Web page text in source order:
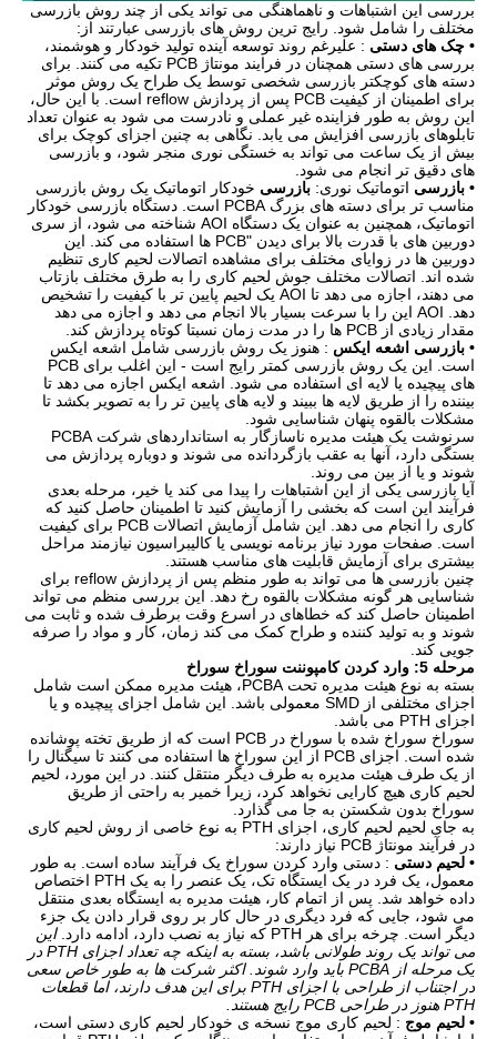
بررسی این اشتباهات و ناهماهنگی می تواند یکی از چند روش بازرسی
مختلف را شامل شود. رایج ترین روش های بازرسی عبارتند از:
• چک های دستی : علیرغم روند توسعه آینده تولید خودکار و هوشمند،
بررسی های دستی همچنان در فرایند مونتاژ PCB تکیه می کنند. برای
دسته های کوچکتر بازرسی شخصی توسط یک طراح یک روش موثر
برای اطمینان از کیفیت PCB پس از پردازش reflow است. با این حال،
این روش به طور فزاینده غیر عملی و نادرست می شود به عنوان تعداد
تابلوهای بازرسی افزایش می یابد. نگاهی به چنین اجزای کوچک برای
بیش از یک ساعت می تواند به خستگی نوری منجر شود، و بازرسی
های دقیق تر انجام می شود.
• بازرسی اتوماتیک نوری: بازرسی خودکار اتوماتیک یک روش بازرسی
مناسب تر برای دسته های بزرگ PCBA است. دستگاه بازرسی خودکار
اتوماتیک، همچنین به عنوان یک دستگاه AOI شناخته می شود، از سری
دوربین های با قدرت بالا برای دیدن "PCB ها استفاده می کند. این
دوربین ها در زوایای مختلف برای مشاهده اتصالات لحیم کاری تنظیم
شده اند. اتصالات مختلف جوش لحیم کاری را به طرق مختلف بازتاب
می دهند، اجازه می دهد تا AOI یک لحیم پایین تر با کیفیت را تشخیص
دهد. AOI این را با سرعت بسیار بالا انجام می دهد و اجازه می دهد
مقدار زیادی از PCB ها را در مدت زمان نسبتا کوتاه پردازش کند.
• بازرسی اشعه ایکس : هنوز یک روش بازرسی شامل اشعه ایکس
است. این یک روش بازرسی کمتر رایج است - این اغلب برای PCB
های پیچیده یا لایه ای استفاده می شود. اشعه ایکس اجازه می دهد تا
بیننده را از طریق لایه ها ببیند و لایه های پایین تر را به تصویر بکشد تا
مشکلات بالقوه پنهان شناسایی شود.
سرنوشت یک هیئت مدیره ناسازگار به استانداردهای شرکت PCBA
بستگی دارد، آنها به عقب بازگردانده می شوند و دوباره پردازش می
شوند و یا از بین می روند.
آیا بازرسی یکی از این اشتباهات را پیدا می کند یا خیر، مرحله بعدی
فرآیند این است که بخشی را آزمایش کنید تا اطمینان حاصل کنید که
کاری را انجام می دهد. این شامل آزمایش اتصالات PCB برای کیفیت
است. صفحات مورد نیاز برنامه نویسی یا کالیبراسیون نیازمند مراحل
بیشتری برای آزمایش قابلیت های مناسب هستند.
چنین بازرسی ها می تواند به طور منظم پس از پردازش reflow برای
شناسایی هر گونه مشکلات بالقوه رخ دهد. این بررسی منظم می تواند
اطمینان حاصل کند که خطاهای در اسرع وقت برطرف شده و ثابت می
شوند و به تولید کننده و طراح کمک می کند زمان، کار و مواد را صرفه
جویی کند.
مرحله 5: وارد کردن کامپوننت سوراخ سوراخ
بسته به نوع هیئت مدیره تحت PCBA، هیئت مدیره ممکن است شامل
اجزای مختلفی از SMD معمولی باشد. این شامل اجزای پیچیده و یا
اجزای PTH می باشد.
سوراخ سوراخ شده با سوراخ در PCB است که از طریق تخته پوشانده
شده است. اجزای PCB از این سوراخ ها استفاده می کنند تا سیگنال را
از یک طرف هیئت مدیره به طرف دیگر منتقل کنند. در این مورد، لحیم
لحیم کاری هیچ کارایی نخواهد کرد، زیرا خمیر به راحتی از طریق
سوراخ بدون شكستن به جا می گذارد.
به جای لحیم لحیم کاری، اجزای PTH به نوع خاصی از روش لحیم کاری
در فرآیند مونتاژ PCB نیاز دارند:
• لحیم دستی : دستی وارد کردن سوراخ یک فرآیند ساده است. به طور
معمول، یک فرد در یک ایستگاه تک، یک عنصر را به یک PTH اختصاص
داده خواهد شد. پس از اتمام کار، هیئت مدیره به ایستگاه بعدی منتقل
می شود، جایی که فرد دیگری در حال کار بر روی قرار دادن یک جزء
دیگر است. چرخه برای هر PTH که نیاز به نصب دارد، ادامه دارد.
این
می تواند یک روند طولانی باشد، بسته به اینکه چه تعداد اجزای PTH در
یک مرحله از PCBA باید وارد شوند.
اکثر شرکت ها به طور خاص سعی
در اجتناب از طراحی با اجزای PTH برای این هدف دارند، اما قطعات
PTH هنوز در طراحی PCB رایج هستند.
• لحیم موج : لحیم کاری موج نسخه ی خودکار لحیم کاری دستی است،